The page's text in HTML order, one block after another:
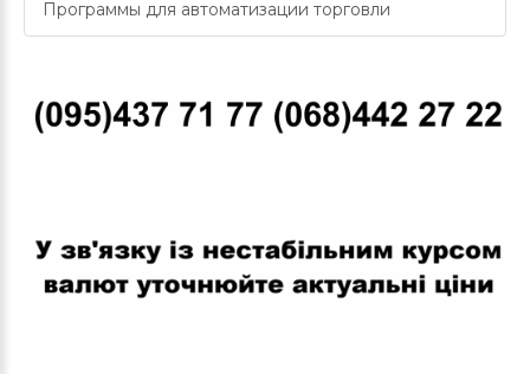
Программы для автоматизации торговли